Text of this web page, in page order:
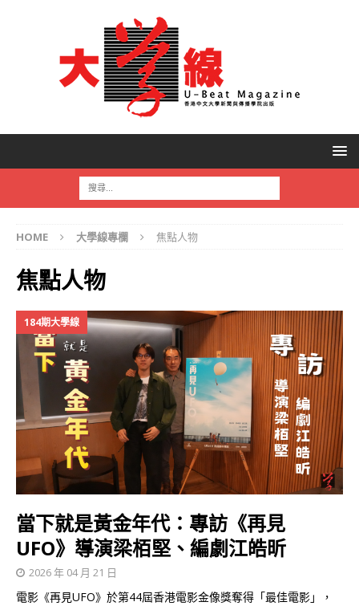
HOME 大學線專欄 焦點人物
焦點人物
184期大學線
當下就是黃金年代：專訪《再見
UFO》導演梁栢堅、編劇江皓昕
2026 年 04 月 21 日
電影《再見UFO》於第44屆香港電影金像獎奪得「最佳電影」，